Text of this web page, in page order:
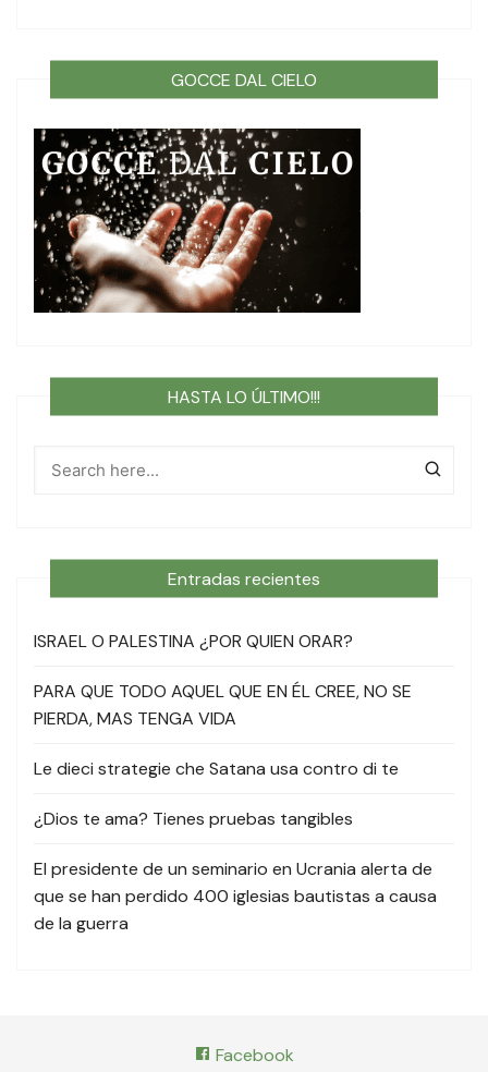
GOCCE DAL CIELO
HASTA LO ÚLTIMO!!!
Entradas recientes
ISRAEL O PALESTINA ¿POR QUIEN ORAR?
PARA QUE TODO AQUEL QUE EN ÉL CREE, NO SE
PIERDA, MAS TENGA VIDA
Le dieci strategie che Satana usa contro di te
¿Dios te ama? Tienes pruebas tangibles
El presidente de un seminario en Ucrania alerta de
que se han perdido 400 iglesias bautistas a causa
de la guerra
Facebook